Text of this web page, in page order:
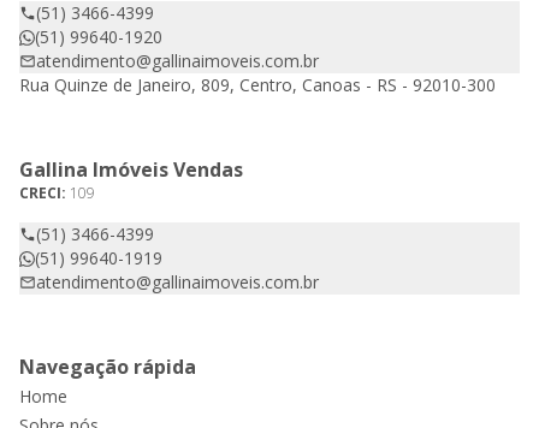
(51) 3466-4399
(51) 99640-1920
atendimento@gallinaimoveis.com.br
Rua Quinze de Janeiro, 809, Centro, Canoas - RS - 92010-300
Gallina Imóveis Vendas
CRECI: 109
(51) 3466-4399
(51) 99640-1919
atendimento@gallinaimoveis.com.br
Navegação rápida
Home